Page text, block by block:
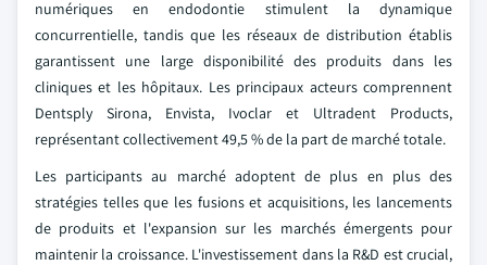
numériques en endodontie stimulent la dynamique
concurrentielle, tandis que les réseaux de distribution établis
garantissent une large disponibilité des produits dans les
cliniques et les hôpitaux. Les principaux acteurs comprennent
Dentsply Sirona, Envista, Ivoclar et Ultradent Products,
représentant collectivement 49,5 % de la part de marché totale.
Les participants au marché adoptent de plus en plus des
stratégies telles que les fusions et acquisitions, les lancements
de produits et l'expansion sur les marchés émergents pour
maintenir la croissance. L'investissement dans la R&D est crucial,